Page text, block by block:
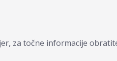
za točne informacije